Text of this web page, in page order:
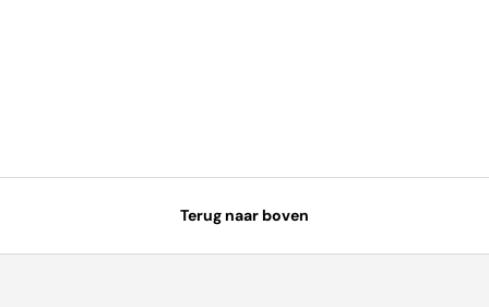
Terug naar boven